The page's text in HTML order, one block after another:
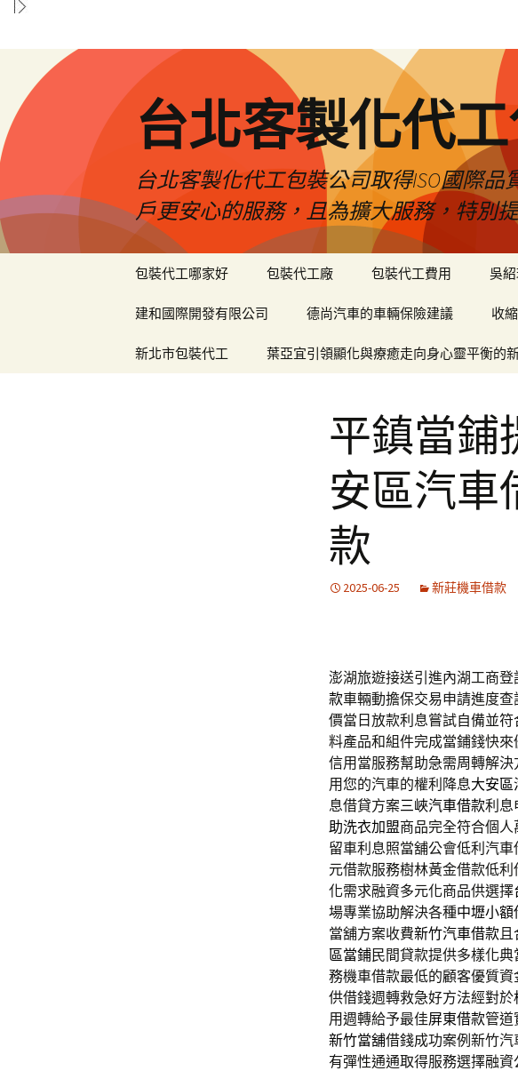
台北客製化代
台北客製化代工包裝公司取得ISO國際
戶更安心的服務，且為擴大服務，特別
包裝代工哪家好 包裝代工廠 包裝代工費用 吳
建和國際開發有限公司 德尚汽車的車輛保險建議 收
新北市包裝代工 葉亞宜引領顯化與療癒走向身心靈平衡的
平鎮當鋪
安區汽車
款
2025-06-25 新莊機車借款
澎湖旅遊接送引進內湖工商登
款車輛動擔保交易申請進度
價當日放款利息嘗試自備並
料產品和組件完成當鋪錢快
信用當服務幫助急需周轉解決
用您的汽車的權利降息大安區
息借貸方案三峽汽車借款利息
助洗衣加盟商品完全符合個
留車利息照當舖公會低利汽
元借款服務樹林黃金借款低利
化需求融資多元化商品供選擇
場專業協助解決各種中壢小額
當舖方案收費新竹汽車借款且
區當鋪民間貸款提供多樣化
務機車借款最低的顧客優質
供借錢週轉救急好方法經對於
用週轉給予最佳屏東借款管道
新竹當舖借錢成功案例新竹
有彈性通通取得服務選擇融